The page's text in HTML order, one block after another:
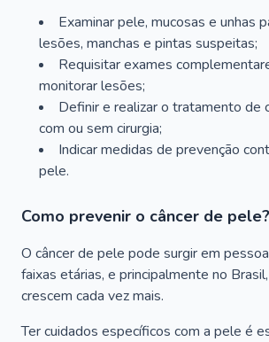
Examinar pele, mucosas e unhas
lesões, manchas e pintas suspeitas;
Requisitar exames
monitorar lesões;
Definir e realizar o tratamento de
com ou sem cirurgia;
Indicar medidas de prevenção
pele.
Como prevenir o câncer de pele?
O câncer de pele pode surgir em
faixas etárias, e principalmente no
crescem cada vez mais.
Ter cuidados específicos com a pele é